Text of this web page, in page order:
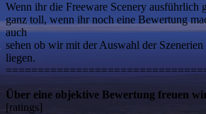
Wenn ihr die Freeware Scenery ausführlich
ganz toll, wenn ihr noch eine Bewertung
auch
sehen ob wir mit der Auswahl der
liegen.
Über eine objektive Bewertung freuen
[ratings]